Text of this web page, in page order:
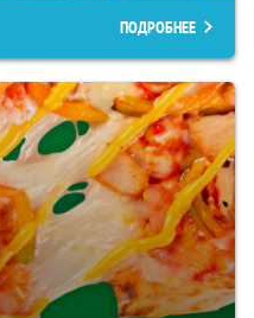
ПОДРОБНЕЕ